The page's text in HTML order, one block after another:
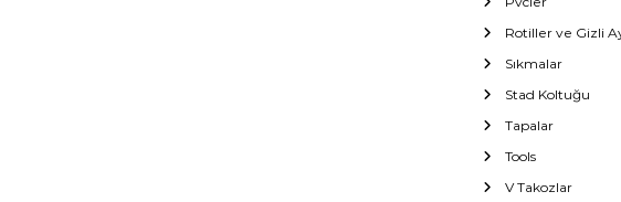
Rotiller ve Gizli
Sıkmalar
Stad Koltuğu
Tapalar
Tools
V Takozlar